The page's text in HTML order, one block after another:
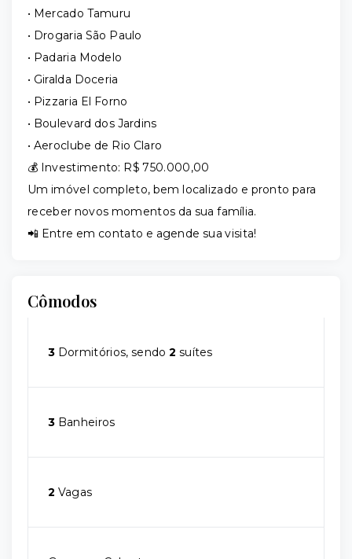
• Mercado Tamuru
• Drogaria São Paulo
• Padaria Modelo
• Giralda Doceria
• Pizzaria El Forno
• Boulevard dos Jardins
• Aeroclube de Rio Claro
💰 Investimento: R$ 750.000,00
Um imóvel completo, bem localizado e pronto para
receber novos momentos da sua família.
📲 Entre em contato e agende sua visita!
Cômodos
3 Dormitórios, sendo2 suítes
3 Banheiros
2 Vagas